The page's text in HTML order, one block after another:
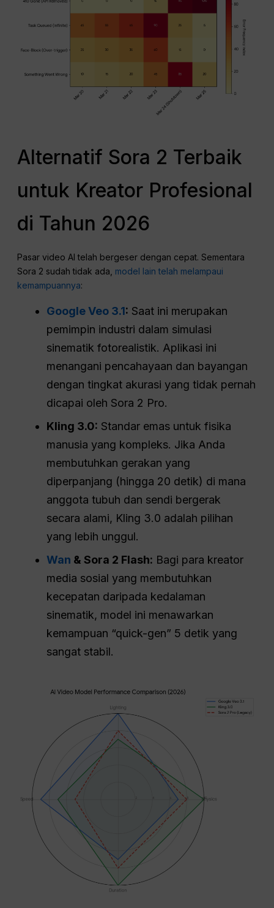
Alternatif Sora 2 Terbaik
untuk Kreator Profesional
di Tahun 2026
Pasar video AI telah bergeser dengan cepat. Sementara
Sora 2 sudah tidak ada, model lain telah melampaui
kemampuannya:
Google Veo 3.1: Saat ini merupakan
pemimpin industri dalam simulasi
sinematik fotorealistik. Aplikasi ini
menangani pencahayaan dan bayangan
dengan tingkat akurasi yang tidak pernah
dicapai oleh Sora 2 Pro.
Kling 3.0: Standar emas untuk fisika
manusia yang kompleks. Jika Anda
membutuhkan gerakan yang
diperpanjang (hingga 20 detik) di mana
anggota tubuh dan sendi bergerak
secara alami, Kling 3.0 adalah pilihan
yang lebih unggul.
Wan & Sora 2 Flash: Bagi para kreator
media sosial yang membutuhkan
kecepatan daripada kedalaman
sinematik, model ini menawarkan
kemampuan “quick-gen” 5 detik yang
sangat stabil.